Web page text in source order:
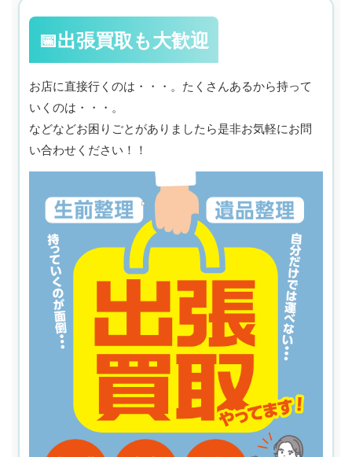
📅出張買取も大歓迎
お店に直接行くのは・・・。たくさんあるから持って
いくのは・・・。
などなどお困りごとがありましたら是非お気軽にお問
い合わせください！！